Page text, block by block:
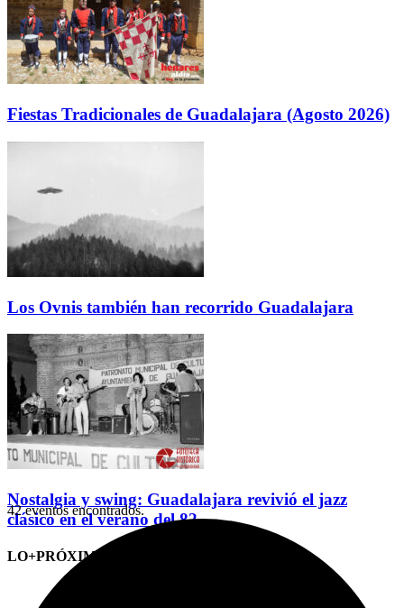
Fiestas Tradicionales de Guadalajara (Agosto 2026)
Los Ovnis también han recorrido Guadalajara
Nostalgia y swing: Guadalajara revivió el jazz
clásico en el verano del 82
LO+PRÓXIMO (CITAS)
42 eventos encontrados.